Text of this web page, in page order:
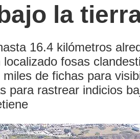
la
16.4 kilómetros
localizado fosas
de fichas para
para rastrear indicios